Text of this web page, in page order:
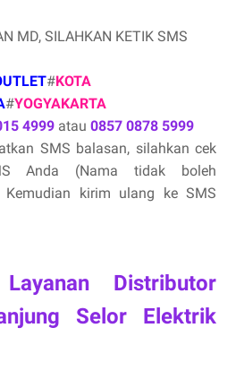
MD, SILAHKAN KETIK SMS
#KOTA
#YOGYAKARTA
4999 atau 0857 0878 5999
SMS balasan, silahkan cek
Anda (Nama tidak boleh
Kemudian kirim ulang ke SMS
Distributor
Selor Elektrik